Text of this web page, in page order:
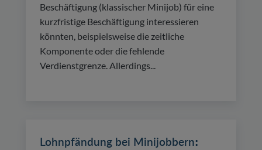
Beschäftigung (klassischer Minijob) für eine
kurzfristige Beschäftigung interessieren
könnten, beispielsweise die zeitliche
Komponente oder die fehlende
Verdienstgrenze. Allerdings...
Lohnpfändung bei Minijobbern: